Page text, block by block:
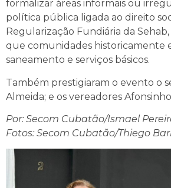
formalizar áreas informais ou
política pública ligada ao direito
Regularização Fundiária da
que comunidades historicamente
saneamento e serviços básicos.
Também prestigiaram o evento o
Almeida; e os vereadores
Por: Secom Cubatão/Ismael
Fotos: Secom Cubatão/Thiego